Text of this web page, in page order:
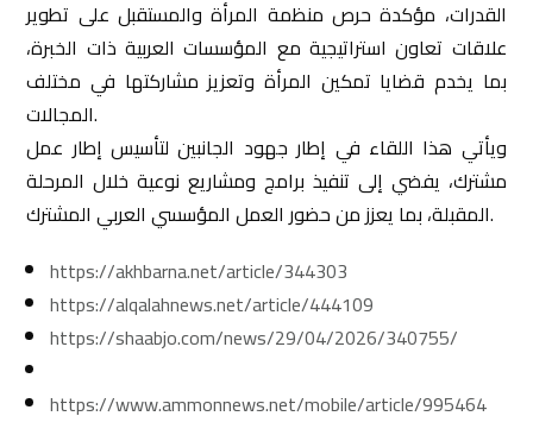
القدرات، مؤكدة حرص منظمة المرأة والمستقبل على تطوير
علاقات تعاون استراتيجية مع المؤسسات العربية ذات الخبرة،
بما يخدم قضايا تمكين المرأة وتعزيز مشاركتها في مختلف
المجالات.
ويأتي هذا اللقاء في إطار جهود الجانبين لتأسيس إطار عمل
مشترك، يفضي إلى تنفيذ برامج ومشاريع نوعية خلال المرحلة
المقبلة، بما يعزز من حضور العمل المؤسسي العربي المشترك.
https://akhbarna.net/article/344303
https://alqalahnews.net/article/444109
https://shaabjo.com/news/29/04/2026/340755/
https://www.ammonnews.net/mobile/article/995464